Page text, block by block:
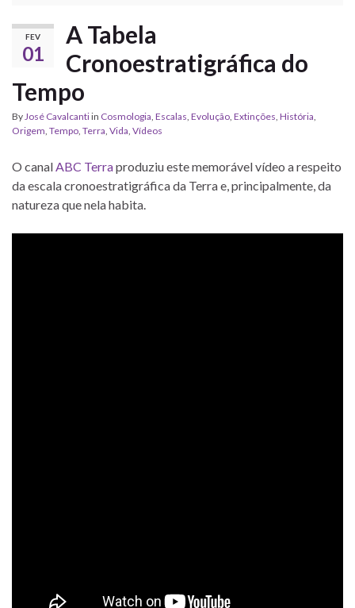
FEV
01
A Tabela
Cronoestratigráfica do
Tempo
ByJosé Cavalcantiin Cosmologia, Escalas, Evolução, Extinções, História,
Origem, Tempo, Terra, Vida, Vídeos
O canalABC Terraproduziu este memorável vídeo a respeito
da escala cronoestratigráfica da Terra e, principalmente, da
natureza que nela habita.